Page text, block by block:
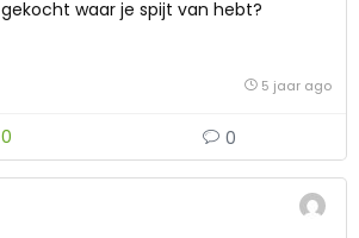
gekocht waar je spijt van hebt?
5 jaar ago
0 0